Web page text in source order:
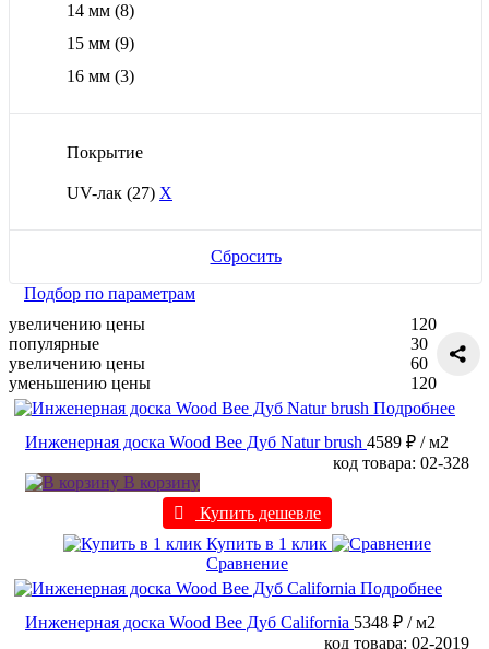
14 мм (8)
15 мм (9)
16 мм (3)
Покрытие
UV-лак (27) X
Сбросить
Подбор по параметрам
увеличению цены
популярные
увеличению цены
уменьшению цены
120
30
60
120
Подробнее
Инженерная доска Wood Bee Дуб Natur brush 4589 ₽ / м2
код товара: 02-328
В корзину
Купить дешевле
Купить в 1 клик
Сравнение
Подробнее
Инженерная доска Wood Bee Дуб California 5348 ₽ / м2
код товара: 02-2019